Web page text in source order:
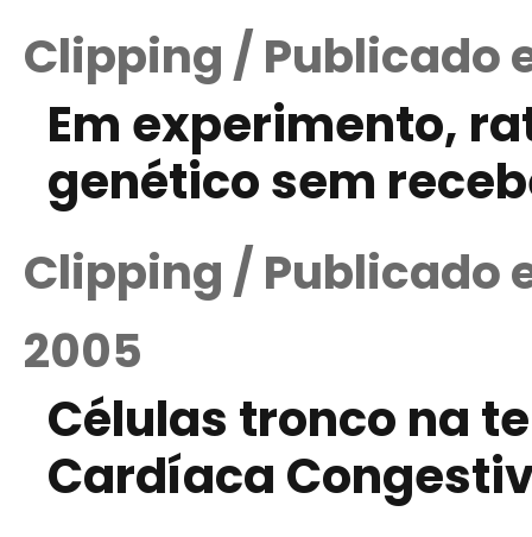
Clipping / Publicado
Em experimento,
genético sem
Clipping / Publicado
2005
Células tronco na
Cardíaca